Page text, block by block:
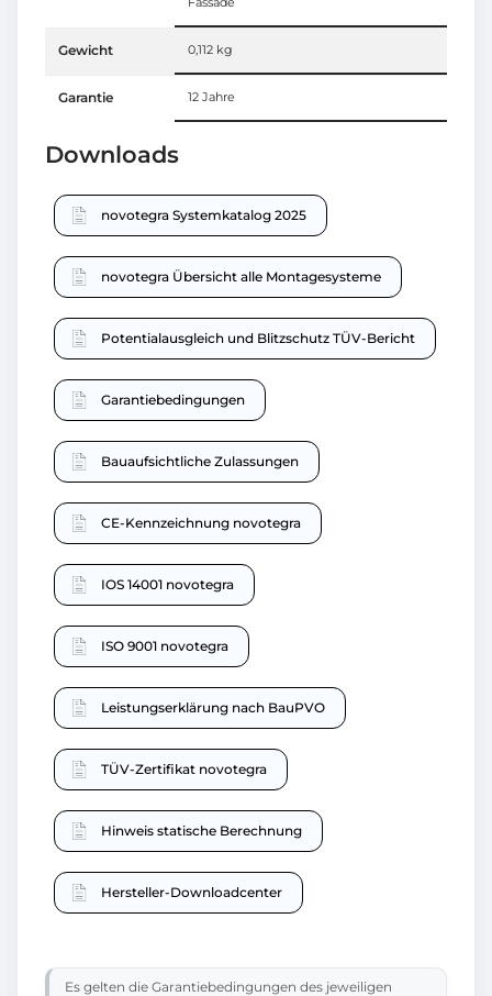
Gewicht 0,112 kg
Garantie 12 Jahre
Downloads
novotegra Systemkatalog 2025
novotegra Übersicht alle Montagesysteme
Potentialausgleich und Blitzschutz TÜV-Bericht
Garantiebedingungen
Bauaufsichtliche Zulassungen
CE-Kennzeichnung novotegra
IOS 14001 novotegra
ISO 9001 novotegra
Leistungserklärung nach BauPVO
TÜV-Zertifikat novotegra
Hinweis statische Berechnung
Hersteller-Downloadcenter
Es gelten die Garantiebedingungen des jeweiligen